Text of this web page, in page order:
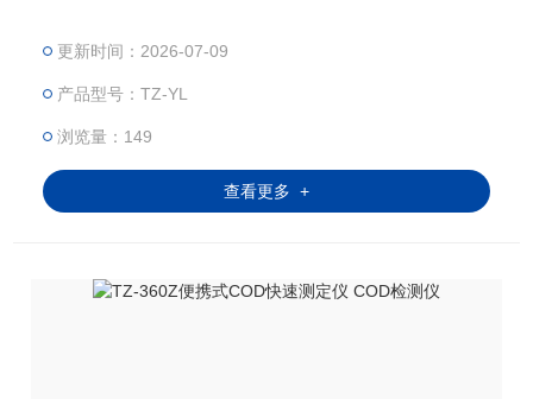
点曲线校准，可存储 10 万组数据，标配 USB 接口，
蓝牙打印机可选配，适合野外现场水质快速检测。
更新时间：2026-07-09
产品型号：TZ-YL
浏览量：149
查看更多 +